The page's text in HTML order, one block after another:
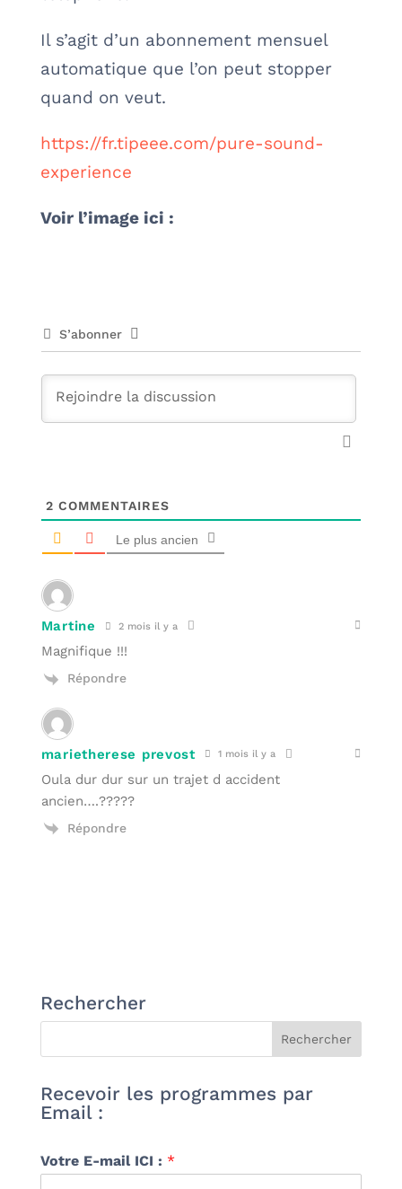
Il s’agit d’un abonnement mensuel
automatique que l’on peut stopper
quand on veut.
https://fr.tipeee.com/pure-sound-
experience
Voir l’image ici :
S’abonner
2 COMMENTAIRES
Le plus ancien
Martine 2 mois il y a
Magnifique !!!
Répondre
marietherese prevost 1 mois il y a
Oula dur dur sur un trajet d accident
ancien….?????
Répondre
Rechercher
Recevoir les programmes par
Email :
Votre E-mail ICI : *